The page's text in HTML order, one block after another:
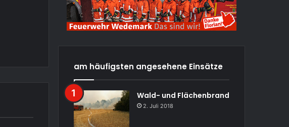
am häufigsten angesehene Einsätze
Wald- und Flächenbrand
2. Juli 2018